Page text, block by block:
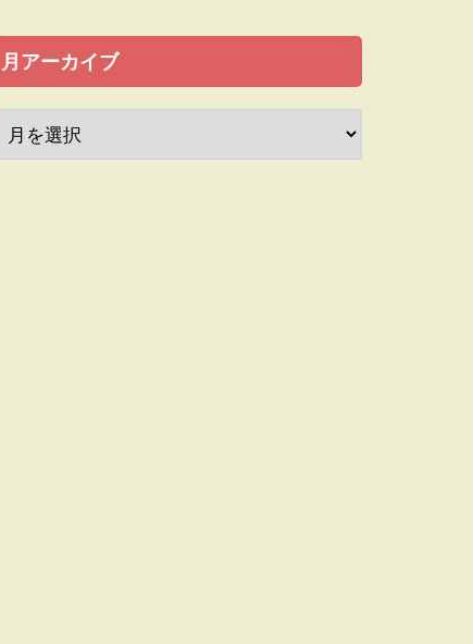
月アーカイブ